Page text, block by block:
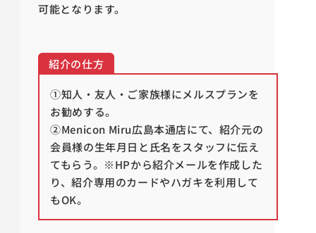
可能となります。
紹介の仕方
①知人・友人・ご家族様にメルスプランを
お勧めする。
②Menicon Miru広島本通店にて、紹介元の
会員様の生年月日と氏名をスタッフに伝え
てもらう。※HPから紹介メールを作成した
り、紹介専用のカードやハガキを利用して
もOK。